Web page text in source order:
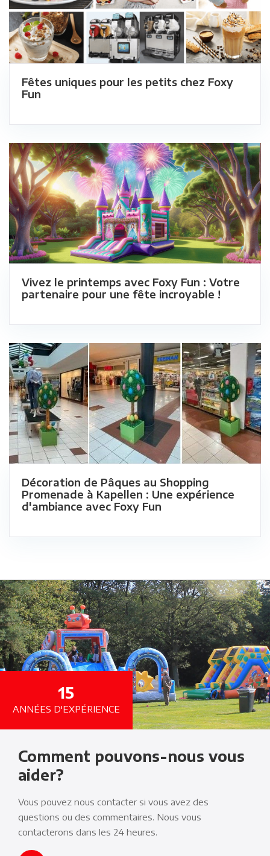
Fêtes uniques pour les petits chez Foxy
Fun
Vivez le printemps avec Foxy Fun : Votre
partenaire pour une fête incroyable !
Décoration de Pâques au Shopping
Promenade à Kapellen : Une expérience
d'ambiance avec Foxy Fun
Comment pouvons-nous vous
aider?
Vous pouvez nous contacter si vous avez des
questions ou des commentaires. Nous vous
contacterons dans les 24 heures.
15
ANNÉES D'EXPÉRIENCE